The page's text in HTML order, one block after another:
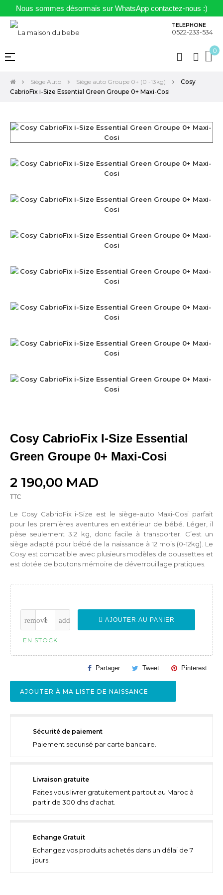
Nous sommes désormais sur WhatsApp contactez-nous :)
TELEPHONE
0522-233-534
0
Basculer
navigation
☰
Siège Auto Siège auto Groupe 0+ (0 -13kg)
Cosy
CabrioFix i-Size Essential Green Groupe 0+ Maxi-Cosi
Cosy CabrioFix I-Size Essential
Green Groupe 0+ Maxi-Cosi
2 190,00 MAD
TTC
Le Cosy CabrioFix i-Size est le siège-auto Maxi-Cosi parfait
pour les premières aventures en extérieur de bébé.
Léger, il
pèse seulement 3.2 kg, donc facile à transporter. C’est un
siège adapté pour bébé de la naissance à 12 mois (0-12kg). Le
Cosy est compatible avec plusieurs modèles de poussettes et
est dotée de boutons mémoire de déverrouillage pratiques.
AJOUTER AU PANIER
EN STOCK
Partager Tweet Pinterest
AJOUTER À MA LISTE DE NAISSANCE
Sécurité de paiement
Paiement securisé par carte bancaire.
Livraison gratuite
Faites vous livrer gratuitement partout au Maroc à
partir de 300 dhs d'achat.
Echange Gratuit
Echangez vos produits achetés dans un délai de 7
jours.